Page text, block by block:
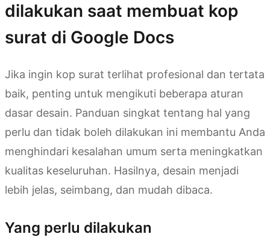
dilakukan saat membuat kop
surat di Google Docs
Jika ingin kop surat terlihat profesional dan tertata
baik, penting untuk mengikuti beberapa aturan
dasar desain. Panduan singkat tentang hal yang
perlu dan tidak boleh dilakukan ini membantu Anda
menghindari kesalahan umum serta meningkatkan
kualitas keseluruhan. Hasilnya, desain menjadi
lebih jelas, seimbang, dan mudah dibaca.
Yang perlu dilakukan